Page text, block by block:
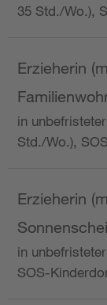
35 Std./Wo.),
Erzieherin
in
Std./Wo.),
Erzieherin
in
SOS-